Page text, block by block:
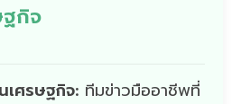
ฐกิจ
เศรษฐกิจ: ทีมข่าวมืออาชีพที่